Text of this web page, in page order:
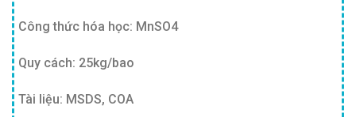
Công thức hóa học: MnSO4
Quy cách: 25kg/bao
Tài liệu: MSDS, COA